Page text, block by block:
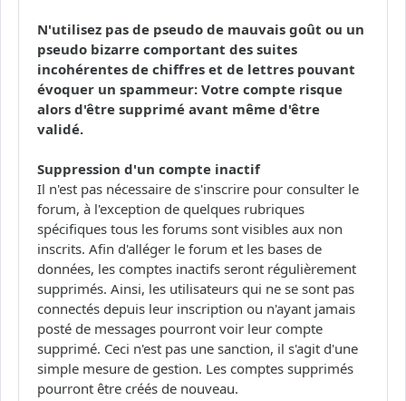
N'utilisez pas de pseudo de mauvais goût ou un
pseudo bizarre comportant des suites
incohérentes de chiffres et de lettres pouvant
évoquer un spammeur: Votre compte risque
alors d'être supprimé avant même d'être
validé.
Suppression d'un compte inactif
Il n'est pas nécessaire de s'inscrire pour consulter le
forum, à l'exception de quelques rubriques
spécifiques tous les forums sont visibles aux non
inscrits. Afin d'alléger le forum et les bases de
données, les comptes inactifs seront régulièrement
supprimés. Ainsi, les utilisateurs qui ne se sont pas
connectés depuis leur inscription ou n'ayant jamais
posté de messages pourront voir leur compte
supprimé. Ceci n'est pas une sanction, il s'agit d'une
simple mesure de gestion. Les comptes supprimés
pourront être créés de nouveau.